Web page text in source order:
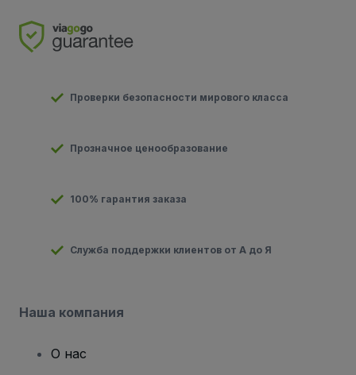
Проверки безопасности мирового класса
Прозначное ценообразование
100% гарантия заказа
Служба поддержки клиентов от А до Я
Наша компания
О нас